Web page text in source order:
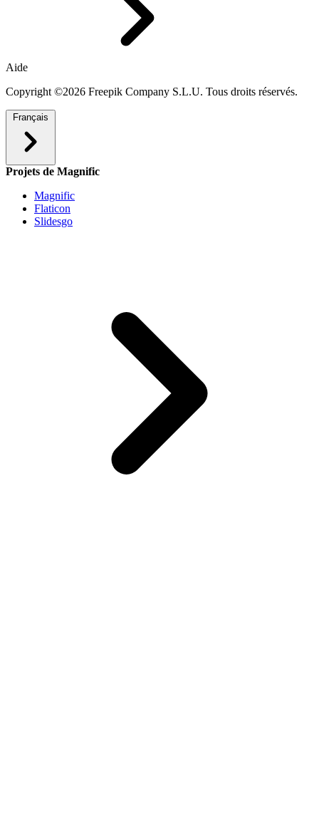
Aide
Copyright ©2026 Freepik Company S.L.U. Tous droits réservés.
Français
Projets de Magnific
Magnific
Flaticon
Slidesgo